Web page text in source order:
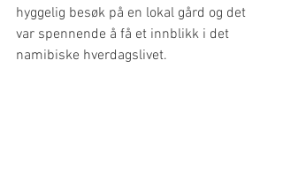
hyggelig besøk på en lokal gård og det
var spennende å få et innblikk i det
namibiske hverdagslivet.